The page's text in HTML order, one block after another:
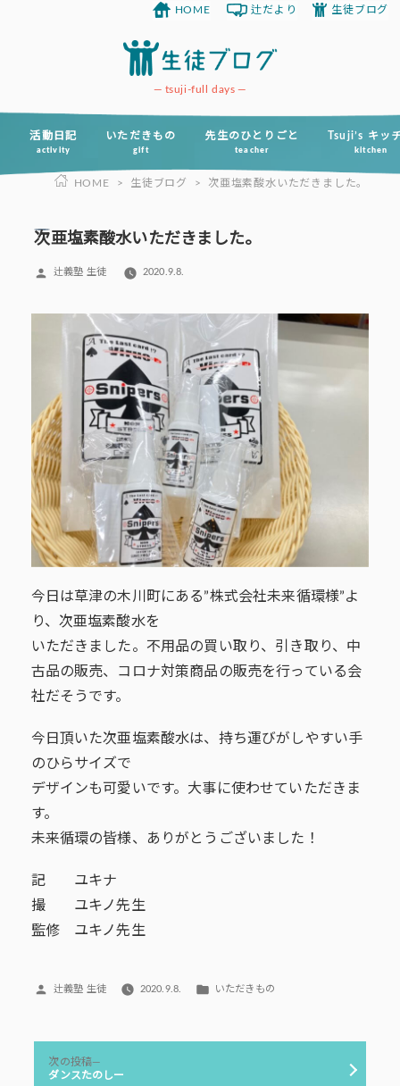
ツ
tsuji-full days
活動日記
activity
いただきもの
gift
先生のひとりごと
teacher
Tsuji’s キッ
kitchen
HOME 辻だより 生徒ブログ
HOME > 生徒ブログ > 次亜塩素酸水いただきました。
次亜塩素酸水いただきました。
投
辻義塾 生徒 2020.9.8.
今日は草津の木川町にある”株式会社未来循環様”よ
り、次亜塩素酸水を
いただきました。不用品の買い取り、引き取り、中
古品の販売、コロナ対策商品の販売を行っている会
社だそうです。
今日頂いた次亜塩素酸水は、持ち運びがしやすい手
のひらサイズで
デザインも可愛いです。大事に使わせていただきま
す。
未来循環の皆様、ありがとうございました！
記 ユキナ
撮 ユキノ先生
監修 ユキノ先生
投
辻義塾 生徒 2020.9.8.
カ
リ
いただきもの
次の投稿
の
ダンスたのしー